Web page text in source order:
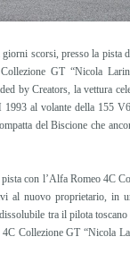
scorsi, presso la pista
GT “Nicola
by Creators, la vettura
al volante della 155
del Biscione che
con l’Alfa Romeo 4C
al nuovo proprietario,
tra il pilota
Collezione GT “Nicola